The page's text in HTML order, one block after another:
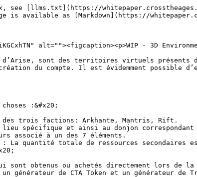
see [llms.txt](https://
is available as [Markdown](https://
alt=""><figcaption><p>WIP - 3D
d’Arise, sont des territoires virtuels présents
du compte. Il est évidemment possible
:&#x20;
des trois factions: Arkhante, Mantris, Rift.
spécifique et ainsi au donjon
associé à un des 7 éléments.
: La quantité totale de ressources
sont obtenus ou achetés directement lors de
générateur de CTA Token et un générateur de